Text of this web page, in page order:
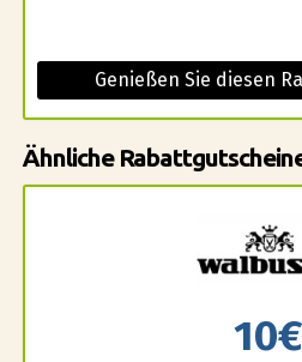
Genießen Sie diesen
Ähnliche
10€